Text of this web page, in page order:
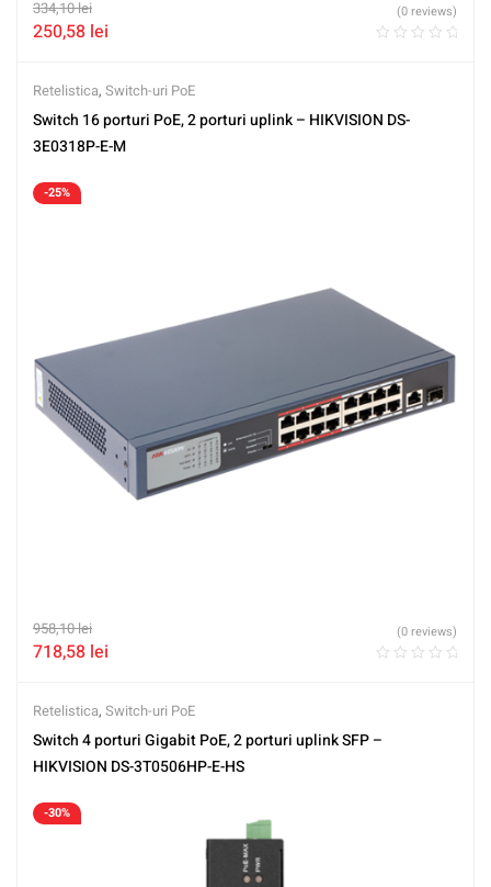
334,10lei
250,58 lei
(0 reviews)
Retelistica, Switch-uri PoE
Switch 16 porturi PoE, 2 porturi uplink – HIKVISION DS-
3E0318P-E-M
-25%
958,10lei
718,58 lei
(0 reviews)
Retelistica, Switch-uri PoE
Switch 4 porturi Gigabit PoE, 2 porturi uplink SFP –
HIKVISION DS-3T0506HP-E-HS
-30%